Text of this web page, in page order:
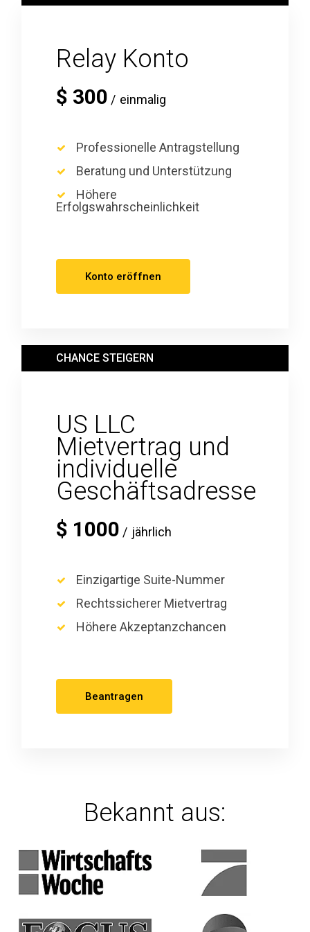
Relay Konto
$ 300 einmalig
Professionelle Antragstellung
Beratung und Unterstützung
Höhere
Erfolgswahrscheinlichkeit
Konto eröffnen
US LLC
Mietvertrag und
individuelle
Geschäftsadresse
CHANCE STEIGERN
$ 1000 jährlich
Einzigartige Suite-Nummer
Rechtssicherer Mietvertrag
Höhere Akzeptanzchancen
Beantragen
Bekannt aus: